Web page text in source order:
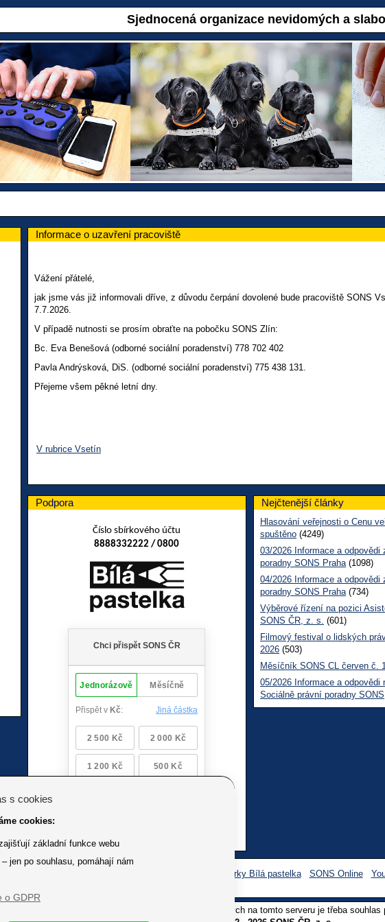
Sjednocená organizace nevidomých a
Informace o uzavření pracoviště
Vážení přátelé,
jak jsme vás již informovali dříve, z důvodu čerpání dovolené bude pracoviště SONS
7.7.2026.
V případě nutnosti se prosím obraťte na pobočku SONS Zlín:
Bc. Eva Benešová (odborné sociální poradenství) 778 702 402
Pavla Andrýsková, DiS. (odborné sociální poradenství) 775 438 131.
Přejeme všem pěkné letní dny.
V rubrice Vsetín
Podpora
Číslo sbírkového účtu
8888332222 / 0800
Nejčtenější články
Hlasování veřejnosti o Cenu
spuštěno (4249)
03/2026 Informace a odpovědi
poradny SONS Praha (1098)
04/2026 Informace a odpovědi
poradny SONS Praha (734)
Výběrové řízení na pozici
SONS ČR, z. s. (601)
Filmový festival o lidských
2026 (503)
Měsíčník SONS CL červen č.
05/2026 Informace a odpovědi
Sociálně právní poradny SONS
Facebook sbírky Bílá pastelka SONS Online
K jakémukoliv užití textů a obrázků uvedených na tomto serveru je třeba souhlas
s cookies
cookies:
základní funkce webu
– jen po souhlasu, pomáhají nám
o GDPR